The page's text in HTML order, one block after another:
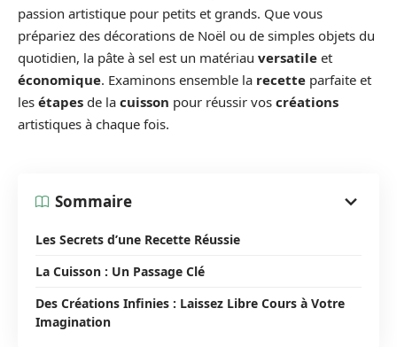
passion artistique pour petits et grands. Que vous
prépariez des décorations de Noël ou de simples objets du
quotidien, la pâte à sel est un matériau versatile et
économique. Examinons ensemble la recette parfaite et
les étapes de la cuisson pour réussir vos créations
artistiques à chaque fois.
Sommaire
Les Secrets d’une Recette Réussie
La Cuisson : Un Passage Clé
Des Créations Infinies : Laissez Libre Cours à Votre
Imagination